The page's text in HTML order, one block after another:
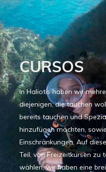
CURSOS
In Haliotis haben wir
diejenigen, die tauchen
bereits tauchen und
hinzufügen möchten,
Einschränkungen. Auf
Teil, von Freizeitkursen zu
wählen, wir haben eine